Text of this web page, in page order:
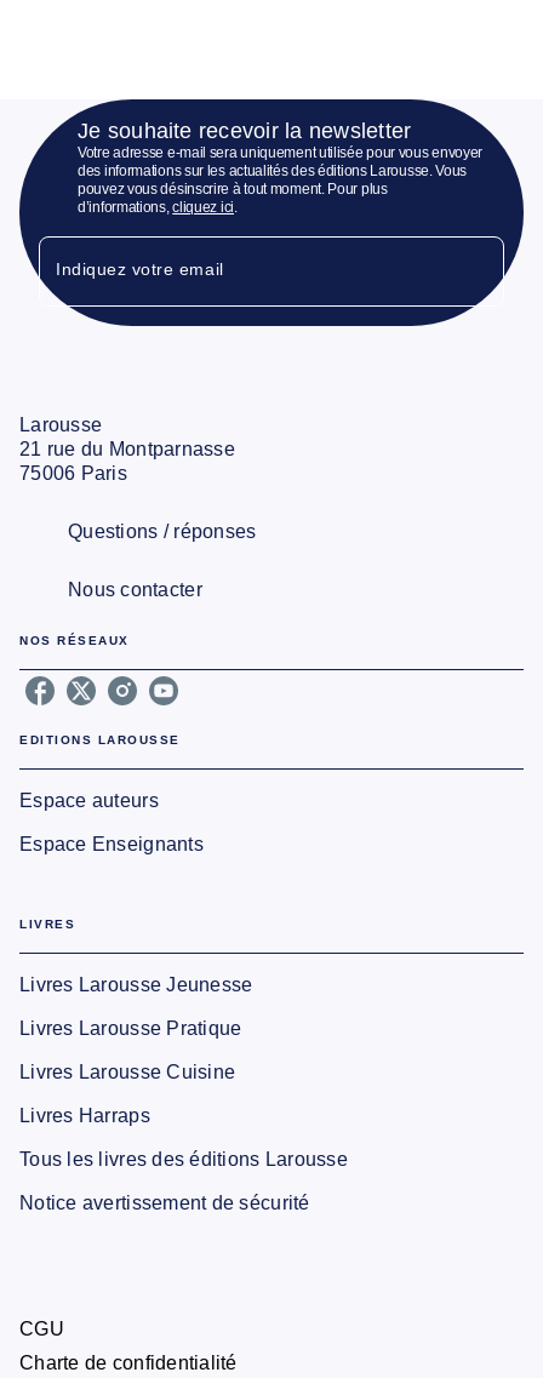
Je souhaite recevoir la newsletter
Votre adresse e-mail sera uniquement utilisée pour vous envoyer
des informations sur les actualités des éditions Larousse. Vous
pouvez vous désinscrire à tout moment. Pour plus
d’informations,cliquez ici.
Indiquez votre email
Larousse
21 rue du Montparnasse
75006 Paris
Questions / réponses
Nous contacter
NOS RÉSEAUX
EDITIONS LAROUSSE
Espace auteurs
Espace Enseignants
LIVRES
Livres Larousse Jeunesse
Livres Larousse Pratique
Livres Larousse Cuisine
Livres Harraps
Tous les livres des éditions Larousse
Notice avertissement de sécurité
CGU
Charte de confidentialité